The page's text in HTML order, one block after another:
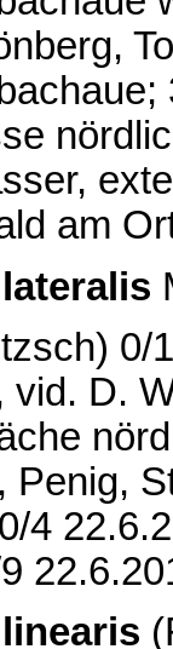
am
0/
vid. D.
Penig,
4